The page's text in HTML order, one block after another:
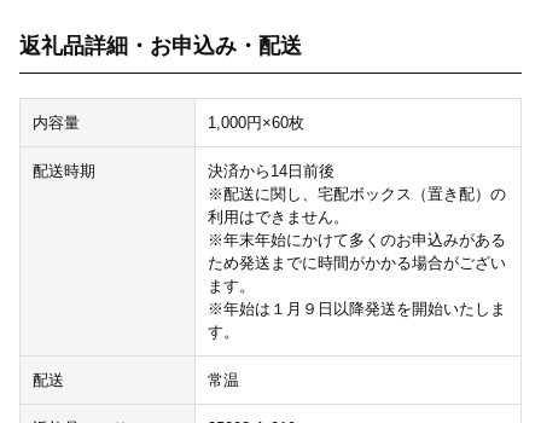
返礼品詳細・お申込み・配送
内容量 1,000円×60枚
配送時期
決済から14日前後
※配送に関し、宅配ボックス（置き配）の
利用はできません。
※年末年始にかけて多くのお申込みがある
ため発送までに時間がかかる場合がござい
ます。
※年始は１月９日以降発送を開始いたしま
す。
配送 常温